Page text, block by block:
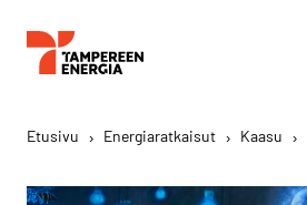
Etusivu › Energiaratkaisut › Kaasu ›